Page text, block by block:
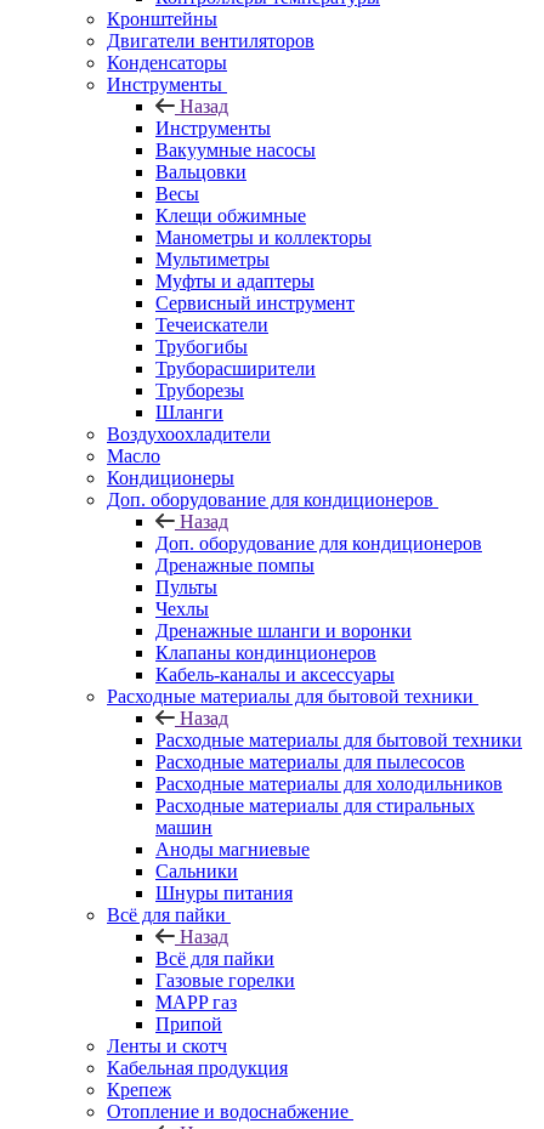
Кронштейны
Двигатели вентиляторов
Конденсаторы
Инструменты
Назад
Инструменты
Вакуумные насосы
Вальцовки
Весы
Клещи обжимные
Манометры и коллекторы
Мультиметры
Муфты и адаптеры
Сервисный инструмент
Течеискатели
Трубогибы
Труборасширители
Труборезы
Шланги
Воздухоохладители
Масло
Кондиционеры
Доп. оборудование для кондиционеров
Назад
Доп. оборудование для кондиционеров
Дренажные помпы
Пульты
Чехлы
Дренажные шланги и воронки
Клапаны кондинционеров
Кабель-каналы и аксессуары
Расходные материалы для бытовой техники
Назад
Расходные материалы для бытовой техники
Расходные материалы для пылесосов
Расходные материалы для холодильников
Расходные материалы для стиральных
машин
Аноды магниевые
Сальники
Шнуры питания
Всё для пайки
Назад
Всё для пайки
Газовые горелки
MAPP газ
Припой
Ленты и скотч
Кабельная продукция
Крепеж
Отопление и водоснабжение